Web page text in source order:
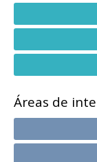
Áreas de